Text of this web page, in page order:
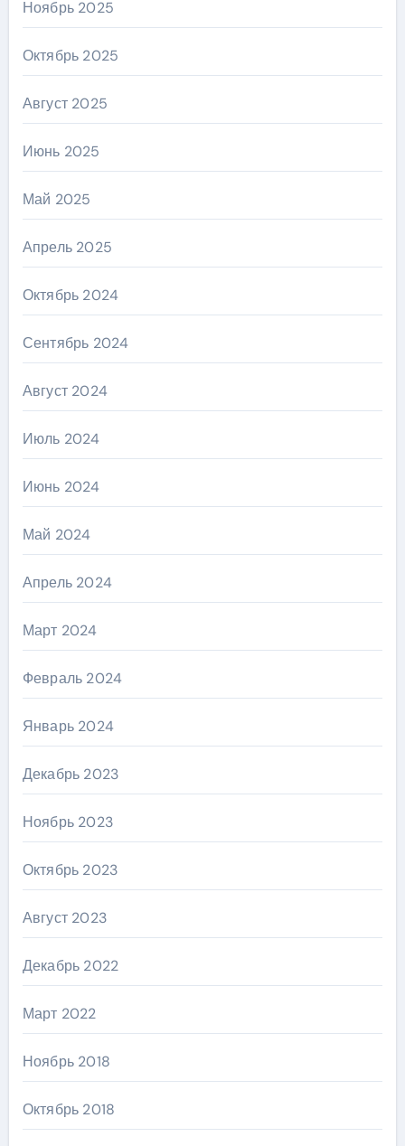
Ноябрь 2025
Октябрь 2025
Август 2025
Июнь 2025
Май 2025
Апрель 2025
Октябрь 2024
Сентябрь 2024
Август 2024
Июль 2024
Июнь 2024
Май 2024
Апрель 2024
Март 2024
Февраль 2024
Январь 2024
Декабрь 2023
Ноябрь 2023
Октябрь 2023
Август 2023
Декабрь 2022
Март 2022
Ноябрь 2018
Октябрь 2018